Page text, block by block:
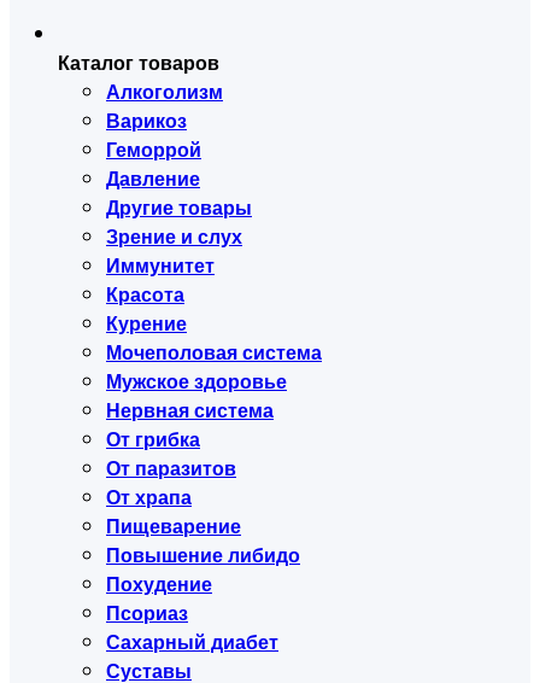
Каталог товаров
Алкоголизм
Варикоз
Геморрой
Давление
Другие товары
Зрение и слух
Иммунитет
Красота
Курение
Мочеполовая система
Мужское здоровье
Нервная система
От грибка
От паразитов
От храпа
Пищеварение
Повышение либидо
Похудение
Псориаз
Сахарный диабет
Суставы